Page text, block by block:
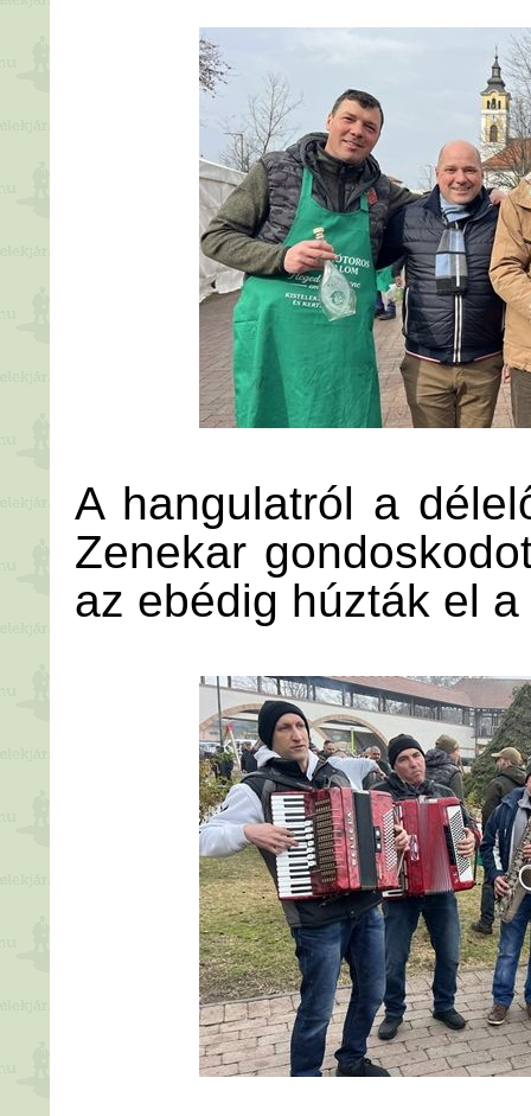
A hangulatról a
Zenekar
az ebédig húzták el